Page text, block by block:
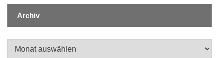
Archiv